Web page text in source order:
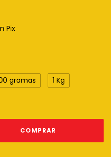
Pix
gramas
1 Kg